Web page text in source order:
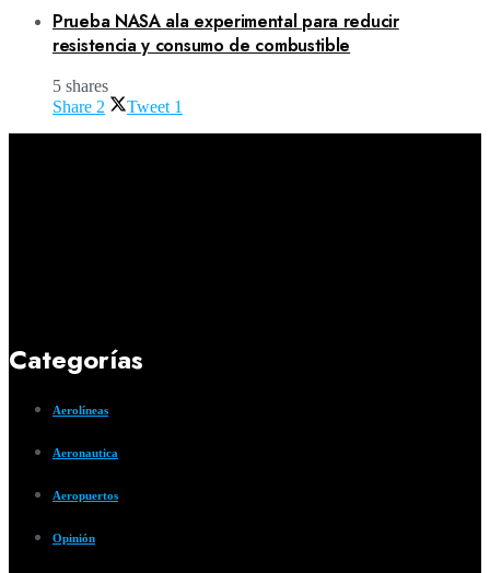
Prueba NASA ala experimental para reducir
resistencia y consumo de combustible
5 shares
Share 2 Tweet 1
Categorías
Aerolíneas
Aeronautica
Aeropuertos
Opinión